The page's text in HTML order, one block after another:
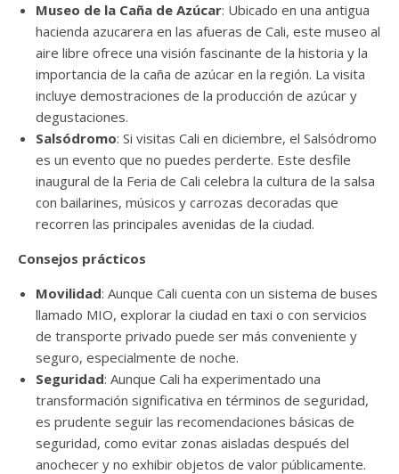
Museo de la Caña de Azúcar: Ubicado en una antigua
hacienda azucarera en las afueras de Cali, este museo al
aire libre ofrece una visión fascinante de la historia y la
importancia de la caña de azúcar en la región. La visita
incluye demostraciones de la producción de azúcar y
degustaciones.
Salsódromo: Si visitas Cali en diciembre, el Salsódromo
es un evento que no puedes perderte. Este desfile
inaugural de la Feria de Cali celebra la cultura de la salsa
con bailarines, músicos y carrozas decoradas que
recorren las principales avenidas de la ciudad.
Consejos prácticos
Movilidad: Aunque Cali cuenta con un sistema de buses
llamado MIO, explorar la ciudad en taxi o con servicios
de transporte privado puede ser más conveniente y
seguro, especialmente de noche.
Seguridad: Aunque Cali ha experimentado una
transformación significativa en términos de seguridad,
es prudente seguir las recomendaciones básicas de
seguridad, como evitar zonas aisladas después del
anochecer y no exhibir objetos de valor públicamente.